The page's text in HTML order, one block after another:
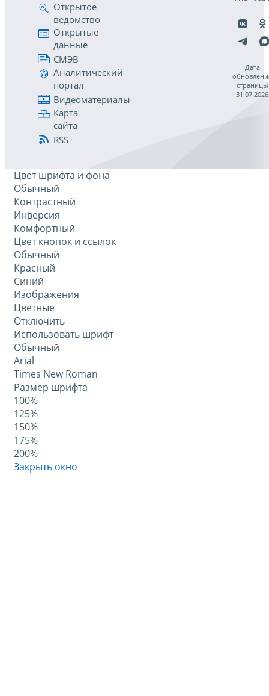
Открытое
ведомство
Открытые
данные
СМЭВ
Аналитический
портал
Видеоматериалы
Карта
сайта
RSS
Дата
страницы
31.07.2026
Цвет шрифта и фона
Обычный
Контрастный
Инверсия
Комфортный
Цвет кнопок и ссылок
Обычный
Красный
Синий
Изображения
Цветные
Отключить
Использовать шрифт
Обычный
Arial
Times New Roman
Размер шрифта
100%
125%
150%
175%
200%
Закрыть окно